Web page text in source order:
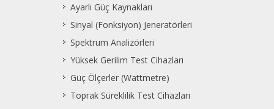
Ayarlı Güç Kaynakları
Sinyal (Fonksiyon) Jeneratörleri
Spektrum Analizörleri
Yüksek Gerilim Test Cihazları
Güç Ölçerler (Wattmetre)
Toprak Süreklilik Test Cihazları